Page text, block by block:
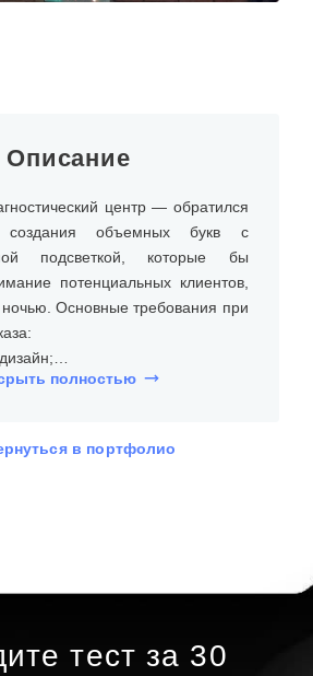
Описание
центр — обратился
объемных букв с
подсветкой, которые бы
потенциальных клиентов,
ночью. Основные требования при
которая равномерно
подсветкой высотой 25 см. При
полностью
в портфолио
тест за 30